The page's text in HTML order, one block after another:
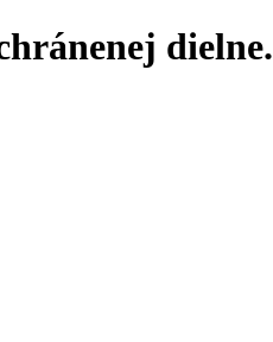
dielne.